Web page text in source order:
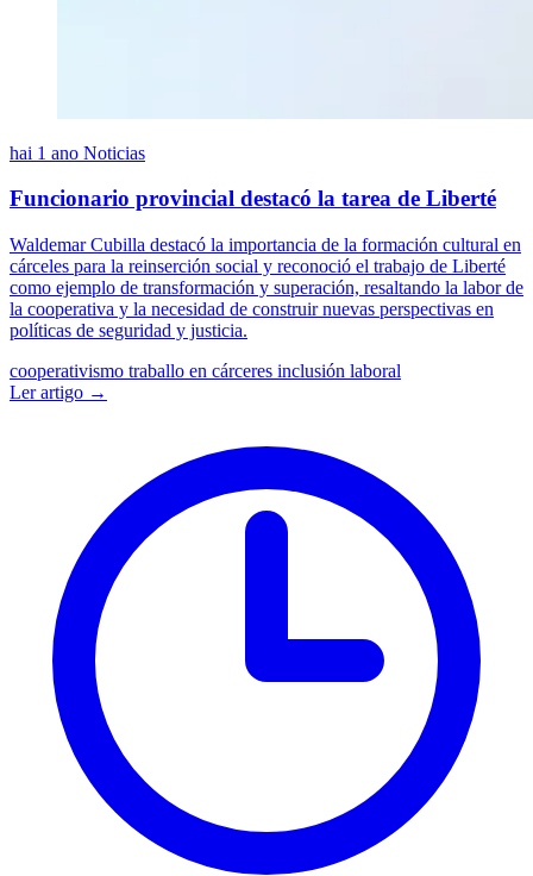
hai 1 ano Noticias
Funcionario provincial destacó la tarea de Liberté
Waldemar Cubilla destacó la importancia de la formación cultural en
cárceles para la reinserción social y reconoció el trabajo de Liberté
como ejemplo de transformación y superación, resaltando la labor de
la cooperativa y la necesidad de construir nuevas perspectivas en
políticas de seguridad y justicia.
cooperativismo traballo en cárceres inclusión laboral
Ler artigo →